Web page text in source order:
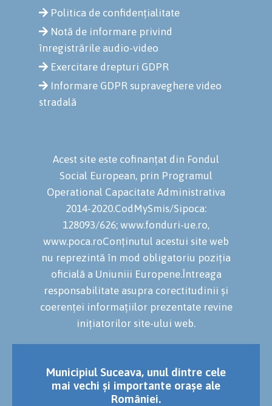
Politica de confidențialitate
Notă de informare privind
înregistrările audio-video
Exercitare drepturi GDPR
Informare GDPR supraveghere video
stradală
Acest site este cofinanțat din Fondul
Social European, prin Programul
Operational Capacitate Administrativa
2014-2020.CodMySmis/Sipoca:
128093/626; www.fonduri-ue.ro,
www.poca.roConținutul acestui site web
nu reprezintă în mod obligatoriu poziția
oficială a Uniuniii Europene.Întreaga
responsabilitate asupra corectitudinii și
coerenței informațiilor prezentate revine
inițiatorilor site-ului web.
Municipiul Suceava, unul dintre cele
mai vechi și importante orașe ale
României.